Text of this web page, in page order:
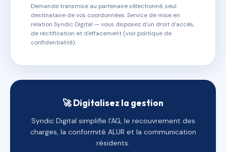
Demande transmise au partenaire sélectionné, seul
destinataire de vos coordonnées. Service de mise en
relation Syndic Digital — vous disposez d'un droit d'accès,
de rectification et d'effacement (voir politique de
confidentialité).
🚀 Digitalisez la gestion
Syndic Digital simplifie l'AG, le recouvrement des
charges, la conformité ALUR et la communication
résidents.